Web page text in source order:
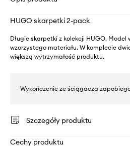
HUGO skarpetki 2-pack
Długie skarpetki z kolekcji HUGO.
wzorzystego materiału. W komplecie
większą wytrzymałość produktu.
- Wykończenie ze ściągacza
Szczegóły produktu
Cechy produktu